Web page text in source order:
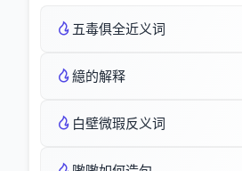
五毒俱全近义词
繶的解释
白壁微瑕反义词